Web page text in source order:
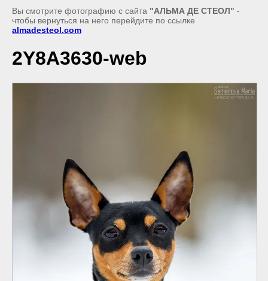
Вы смотрите фотографию с сайта "АЛЬМА ДЕ СТЕОЛ" -
чтобы вернуться на него перейдите по ссылке
almadesteol.com
2Y8A3630-web